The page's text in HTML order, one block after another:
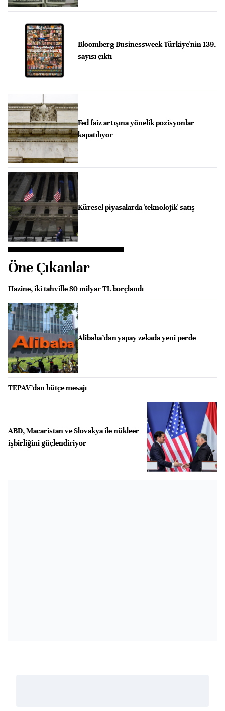
Bloomberg Businessweek Türkiye'nin 139.
sayısı çıktı
Fed faiz artışına yönelik pozisyonlar
kapatılıyor
Küresel piyasalarda 'teknolojik' satış
Öne Çıkanlar
Hazine, iki tahville 80 milyar TL borçlandı
Alibaba’dan yapay zekada yeni perde
TEPAV’dan bütçe mesajı
ABD, Macaristan ve Slovakya ile nükleer
işbirliğini güçlendiriyor